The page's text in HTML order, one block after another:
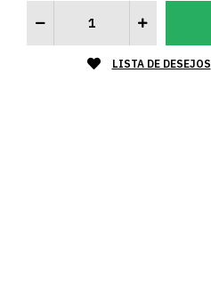
LISTA DE DESEJOS